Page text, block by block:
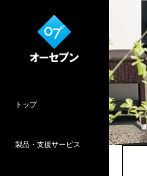
トップ
製品・支援サービス